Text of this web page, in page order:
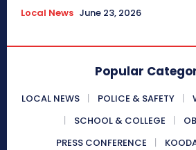
Local News June 23, 2026
Popular
LOCAL NEWS POLICE & SAFETY
SCHOOL & COLLEGE
PRESS CONFERENCE